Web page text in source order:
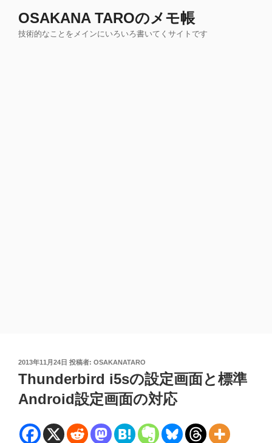
OSAKANA TAROのメモ帳
技術的なことをメインにいろいろ書いてくサイトです
投
稿
日:
2013年11月24日 投稿者: OSAKANATARO
Thunderbird i5sの設定画面と標準
Android設定画面の対応